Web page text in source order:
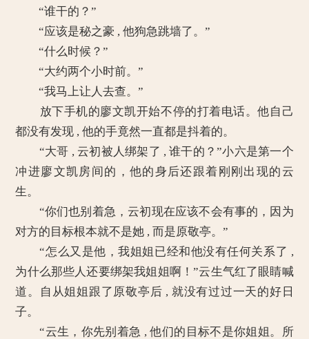
“谁干的？”
“应该是秘之豪 , 他狗急跳墙了。”
“什么时候？”
“大约两个小时前。”
“我马上让人去查。”
放下手机的廖文凯开始不停的打着电话。他自己
都没有发现 , 他的手竟然一直都是抖着的。
“大哥 , 云初被人绑架了 , 谁干的？”小六是第一个
冲进廖文凯房间的，他的身后还跟着刚刚出现的云
生。
“你们也别着急，云初现在应该不会有事的，因为
对方的目标根本就不是她 , 而是原敬亭。”
“怎么又是他，我姐姐已经和他没有任何关系了 ,
为什么那些人还要绑架我姐姐啊！”云生气红了眼睛喊
道。自从姐姐跟了原敬亭后 , 就没有过过一天的好日
子。
“云生，你先别着急 , 他们的目标不是你姐姐。所